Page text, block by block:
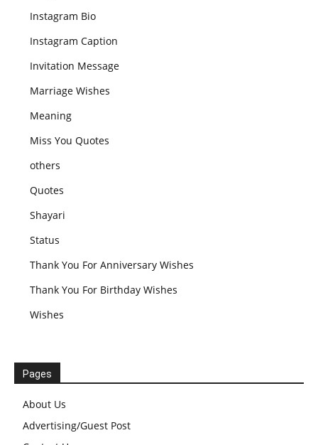
Instagram Bio
Instagram Caption
Invitation Message
Marriage Wishes
Meaning
Miss You Quotes
others
Quotes
Shayari
Status
Thank You For Anniversary Wishes
Thank You For Birthday Wishes
Wishes
Pages
About Us
Advertising/Guest Post